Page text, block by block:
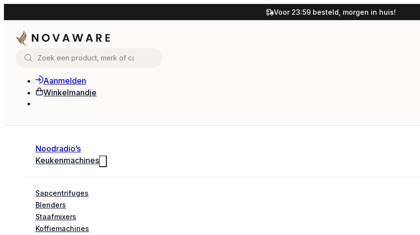
Voor 23:59 besteld, morgen in huis!
Zoeken
Aanmelden
Winkelmandje
Noodradio’s
Keukenmachines
Sapcentrifuges
Blenders
Staafmixers
Koffiemachines